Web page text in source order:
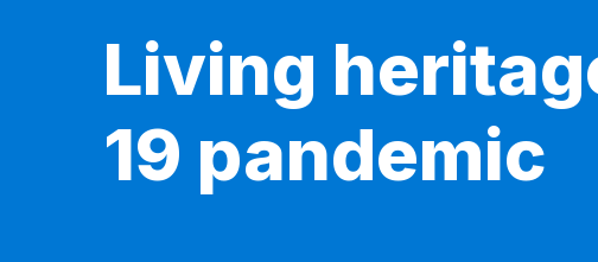
Living
19 pandemic